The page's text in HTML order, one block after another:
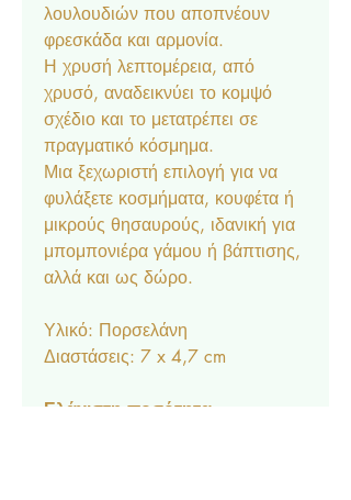
λουλουδιών που αποπνέουν
φρεσκάδα και αρμονία.
Η χρυσή λεπτομέρεια, από
χρυσό, αναδεικνύει το κομψό
σχέδιο και το μετατρέπει σε
πραγματικό κόσμημα.
Μια ξεχωριστή επιλογή για να
φυλάξετε κοσμήματα, κουφέτα ή
μικρούς θησαυρούς, ιδανική για
μπομπονιέρα γάμου ή βάπτισης,
αλλά και ως δώρο.
Υλικό: Πορσελάνη
Διαστάσεις: 7 x 4,7 cm
Ελάχιστη ποσότητα